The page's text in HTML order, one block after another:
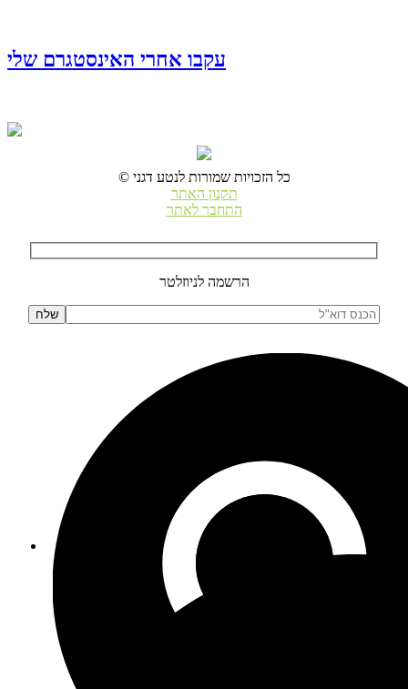
עקבו אחרי האינסטגרם שלי
© כל הזכויות שמורות לנטע דגני
תקנון האתר
התחבר לאתר
הרשמה לניוזלטר